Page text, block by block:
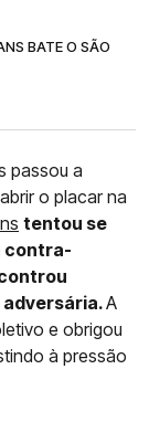
BATE O SÃO
passou a
o placar na
tentou se
contra-
A
e obrigou
à pressão